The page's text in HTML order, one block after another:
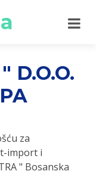
D.O.O.
za
import i
" Bosanska